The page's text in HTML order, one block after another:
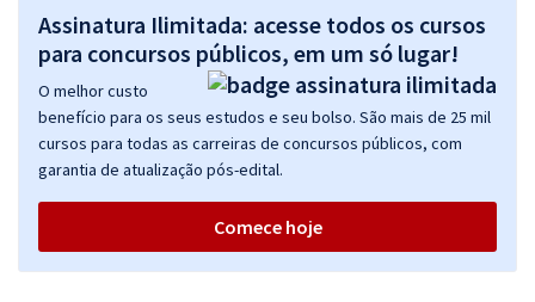
Assinatura Ilimitada: acesse todos os cursos
para concursos públicos, em um só lugar!
O melhor custo
benefício para os seus estudos e seu bolso. São mais de 25 mil
cursos para todas as carreiras de concursos públicos, com
garantia de atualização pós-edital.
Comece hoje